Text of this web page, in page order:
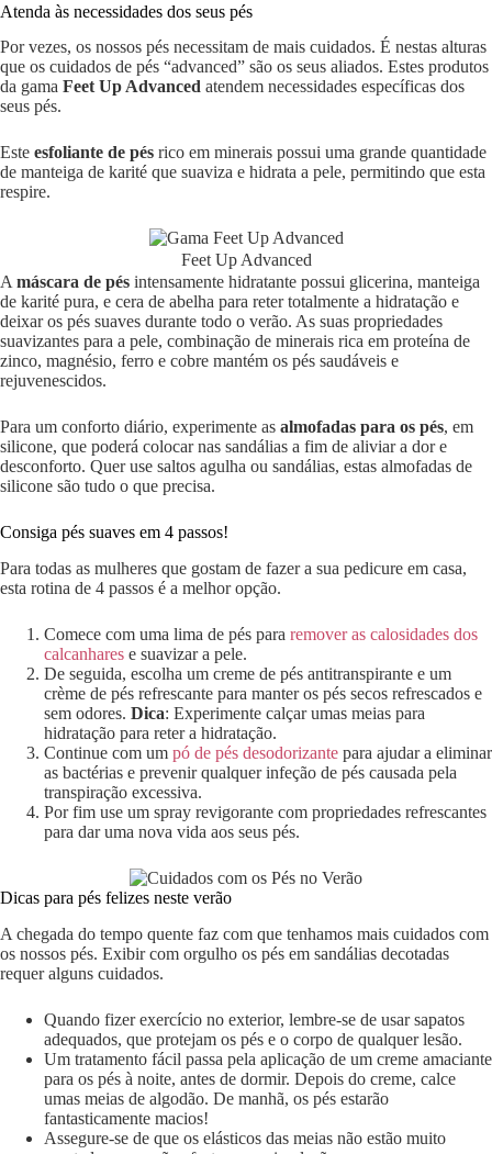
Atenda às necessidades dos seus pés
Por vezes, os nossos pés necessitam de mais cuidados. É nestas alturas
que os cuidados de pés “advanced” são os seus aliados. Estes produtos
da gama Feet Up Advanced atendem necessidades específicas dos
seus pés.
Este esfoliante de pés rico em minerais possui uma grande quantidade
de manteiga de karité que suaviza e hidrata a pele, permitindo que esta
respire.
Feet Up Advanced
A máscara de pés intensamente hidratante possui glicerina, manteiga
de karité pura, e cera de abelha para reter totalmente a hidratação e
deixar os pés suaves durante todo o verão. As suas propriedades
suavizantes para a pele, combinação de minerais rica em proteína de
zinco, magnésio, ferro e cobre mantém os pés saudáveis e
rejuvenescidos.
Para um conforto diário, experimente as almofadas para os pés, em
silicone, que poderá colocar nas sandálias a fim de aliviar a dor e
desconforto. Quer use saltos agulha ou sandálias, estas almofadas de
silicone são tudo o que precisa.
Consiga pés suaves em 4 passos!
Para todas as mulheres que gostam de fazer a sua pedicure em casa,
esta rotina de 4 passos é a melhor opção.
Comece com uma lima de pés para remover as calosidades dos
calcanhares e suavizar a pele.
De seguida, escolha um creme de pés antitranspirante e um
crème de pés refrescante para manter os pés secos refrescados e
sem odores. Dica: Experimente calçar umas meias para
hidratação para reter a hidratação.
Continue com um pó de pés desodorizante para ajudar a eliminar
as bactérias e prevenir qualquer infeção de pés causada pela
transpiração excessiva.
Por fim use um spray revigorante com propriedades refrescantes
para dar uma nova vida aos seus pés.
Dicas para pés felizes neste verão
A chegada do tempo quente faz com que tenhamos mais cuidados com
os nossos pés. Exibir com orgulho os pés em sandálias decotadas
requer alguns cuidados.
Quando fizer exercício no exterior, lembre-se de usar sapatos
adequados, que protejam os pés e o corpo de qualquer lesão.
Um tratamento fácil passa pela aplicação de um creme amaciante
para os pés à noite, antes de dormir. Depois do creme, calce
umas meias de algodão. De manhã, os pés estarão
fantasticamente macios!
Assegure-se de que os elásticos das meias não estão muito